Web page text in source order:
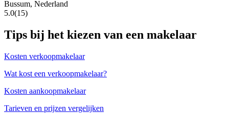
Bussum, Nederland
5.0(15)
Tips bij het kiezen van een makelaar
Kosten verkoopmakelaar
Wat kost een verkoopmakelaar?
Kosten aankoopmakelaar
Tarieven en prijzen vergelijken